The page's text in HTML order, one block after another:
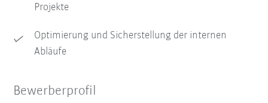
Projekte
Optimierung und Sicherstellung der internen
Abläufe
Bewerberprofil